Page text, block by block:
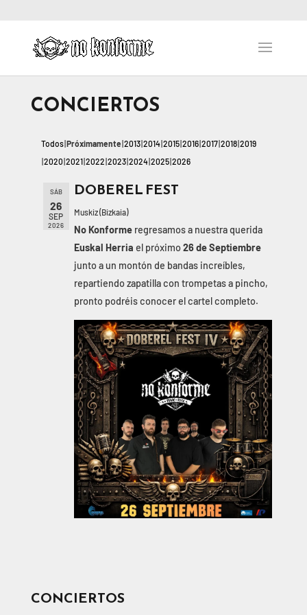
CONCIERTOS
Todos Próximamente 2013 2014 2015 2016 2017 2018 2019
2020 2021 2022 2023 2024 2025 2026
SÁB
26
SEP
2026
DOBEREL FEST
Muskiz (Bizkaia)
No Konforme regresamos a nuestra querida
Euskal Herria el próximo26 de Septiembre
junto a un montón de bandas increíbles,
repartiendo zapatilla con trompetas a pincho,
pronto podréis conocer el cartel completo.
CONCIERTOS